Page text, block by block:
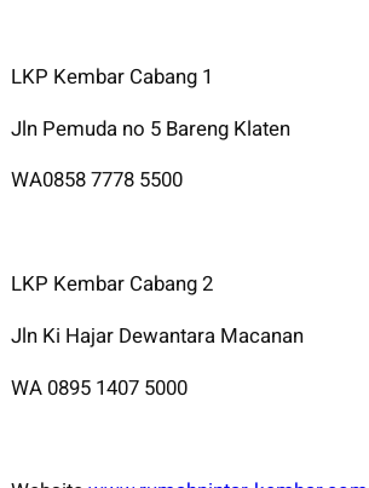
LKP Kembar Cabang 1
Jln Pemuda no 5 Bareng Klaten
WA0858 7778 5500
LKP Kembar Cabang 2
Jln Ki Hajar Dewantara Macanan
WA 0895 1407 5000